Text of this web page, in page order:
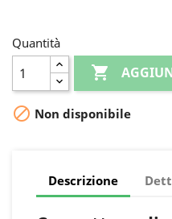
Quantità

 Non disponibile
Descrizione